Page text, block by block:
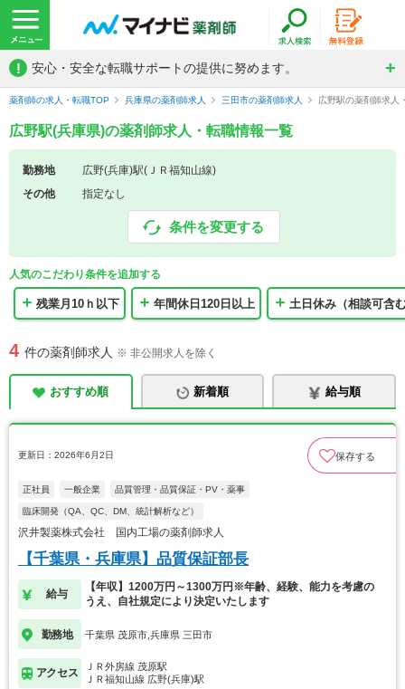
! 安心・安全な転職サポートの提供に努めます。
薬剤師の求人・転職TOP 兵庫県の薬剤師求人 三田市の薬剤師求人 広野駅の薬剤師求人
広野駅(兵庫県)の薬剤師求人・転職情報一覧
勤務地
広野(兵庫)駅(ＪＲ福知山線)
その他
指定なし
条件を変更する
人気のこだわり条件を追加する
残業月10ｈ以下 年間休日120日以上 土日休み（相談可含
4 件の薬剤師求人 ※ 非公開求人を除く
おすすめ順 新着順 給与順
更新日：2026年6月2日 保存する
正社員 一般企業 品質管理・品質保証・PV・薬事
臨床開発（QA、QC、DM、統計解析など）
沢井製薬株式会社 国内工場の薬剤師求人
【千葉県・兵庫県】品質保証部長
給与
【年収】1200万円～1300万円※年齢、経験、能力を考慮の
うえ、自社規定により決定いたします
勤務地 千葉県 茂原市,兵庫県 三田市
アクセス
ＪＲ外房線 茂原駅
ＪＲ福知山線 広野(兵庫)駅